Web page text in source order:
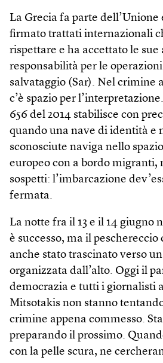
La Grecia fa parte dell’Unione
firmato trattati internazionali
rispettare e ha accettato le sue
responsabilità per le
salvataggio (Sar). Nel crimine
c’è spazio per
656 del 2014 stabilisce con
quando una nave di identità e
sconosciute naviga nello
europeo con a bordo migranti,
sospetti: l’imbarcazione
fermata.
La notte fra il 13 e il 14 giugno
è successo, ma il peschereccio
anche stato trascinato verso
organizzata dall’alto. Oggi il
democrazia e tutti i giornalisti
Mitsotakis non stanno
crimine appena commesso.
preparando il prossimo.
con la pelle scura, ne